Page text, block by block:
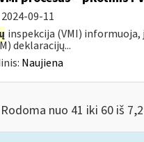
2024-09-11
inspekcija (VMI) informuoja,
deklaracijų...
Naujiena
Rodoma nuo 41 iki 60 iš